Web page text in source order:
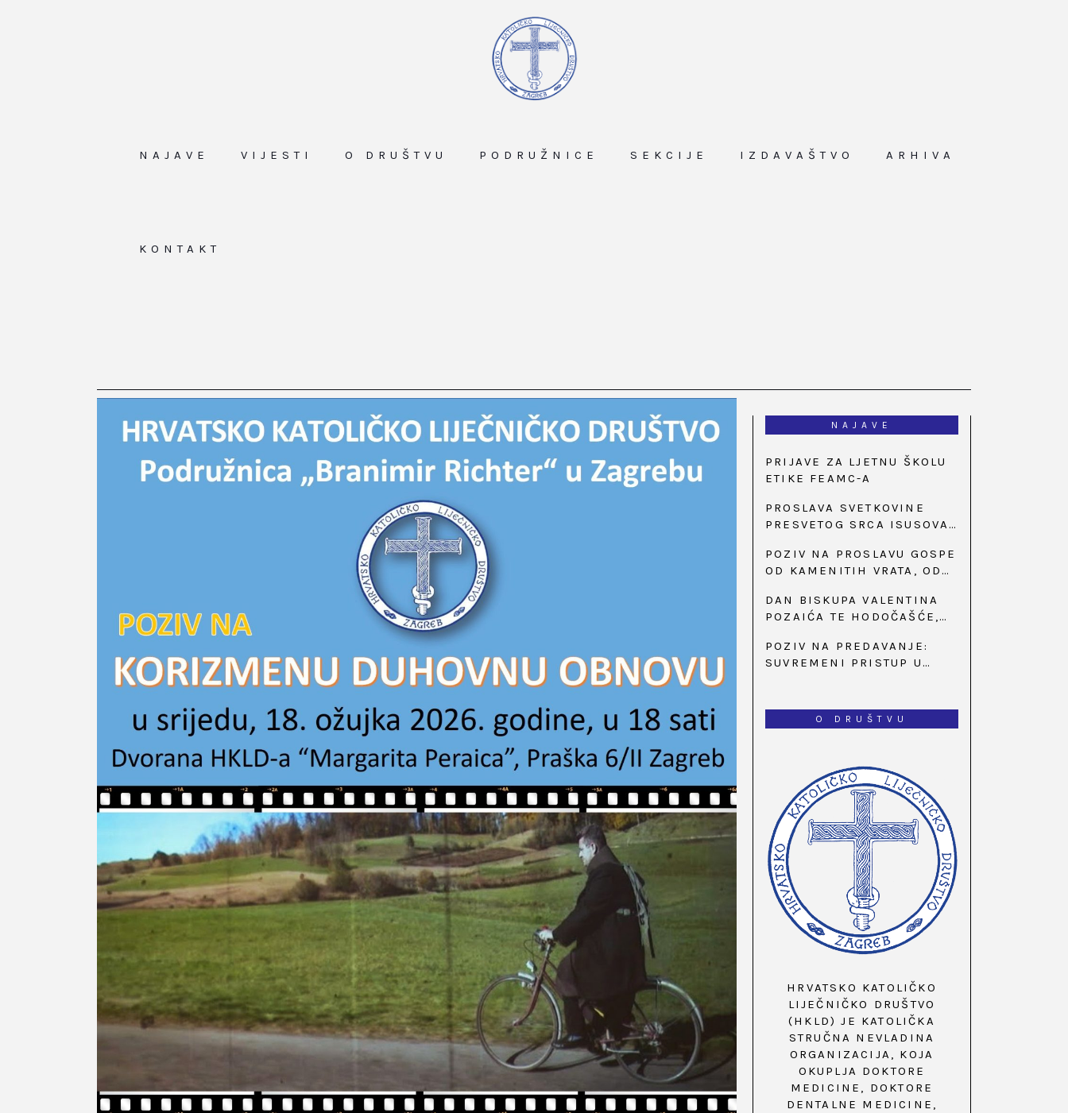
NAJAVE VIJESTI O DRUŠTVU PODRUŽNICE SEKCIJE IZDAVAŠTVO ARHIVA
KONTAKT
NAJAVE
PRIJAVE ZA LJETNU ŠKOLU
ETIKE FEAMC-A
PROSLAVA SVETKOVINE
PRESVETOG SRCA ISUSOVA
PALMOTIĆEVOJ
POZIV NA PROSLAVU GOSPE
OD KAMENITIH VRATA, OD
DAN BISKUPA VALENTINA
POZAIĆA TE HODOČAŠĆE,
OBLJETNICA OSNIVANJA
HKLD-A, U MARIJI BISTRICI,
POZIV NA PREDAVANJE:
SUVREMENI PRISTUP U
O DRUŠTVU
HRVATSKO KATOLIČKO
LIJEČNIČKO DRUŠTVO
(HKLD) JE KATOLIČKA
STRUČNA NEVLADINA
ORGANIZACIJA, KOJA
OKUPLJA DOKTORE
MEDICINE, DOKTORE
DENTALNE MEDICINE,